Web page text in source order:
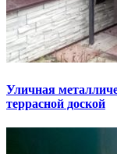
Уличная
террасной доской